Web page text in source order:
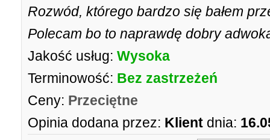
Rozwód, którego bardzo się bałem
Polecam bo to naprawdę dobry
Jakość usług: Wysoka
Terminowość: Bez zastrzeżeń
Ceny: Przeciętne
Opinia dodana przez: Klient dnia: